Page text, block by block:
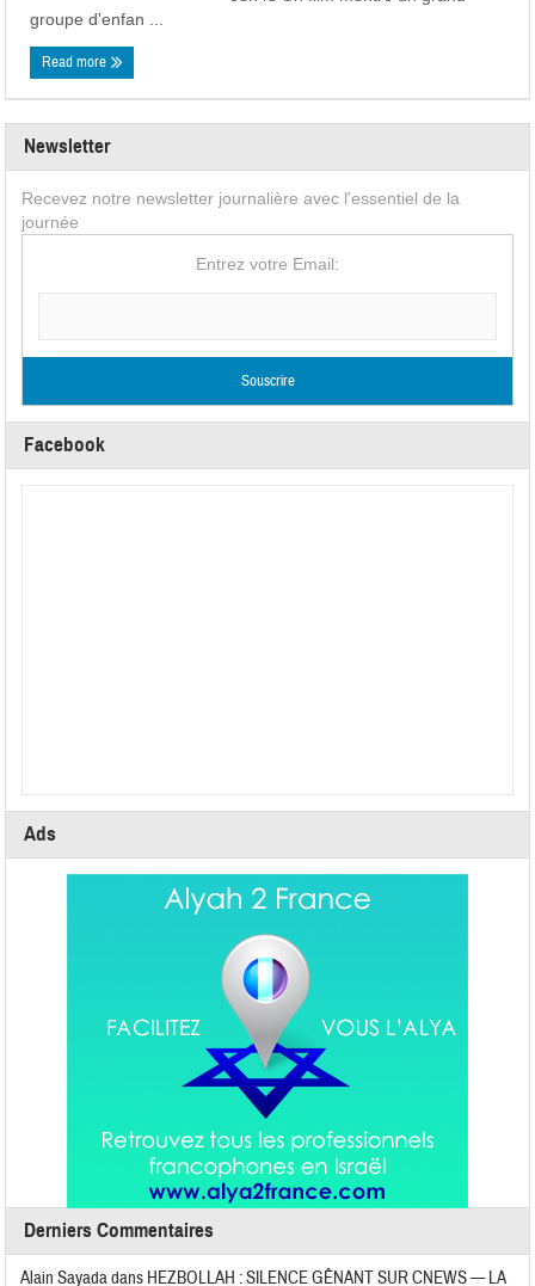
groupe d'enfan ...
Read more
Newsletter
Recevez notre newsletter journalière avec l'essentiel de la
journée
Entrez votre Email:
Facebook
Ads
Derniers Commentaires
Alain Sayadadans HEZBOLLAH : SILENCE GÊNANT SUR CNEWS — LA